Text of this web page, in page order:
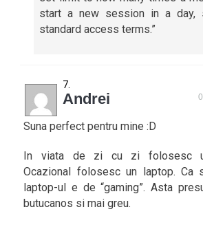
start a new session in a day,
standard access terms.”
Andrei
Suna perfect pentru mine :D
In viata de zi cu zi folosesc
Ocazional folosesc un laptop. Ca
laptop-ul e de “gaming”. Asta
butucanos si mai greu.